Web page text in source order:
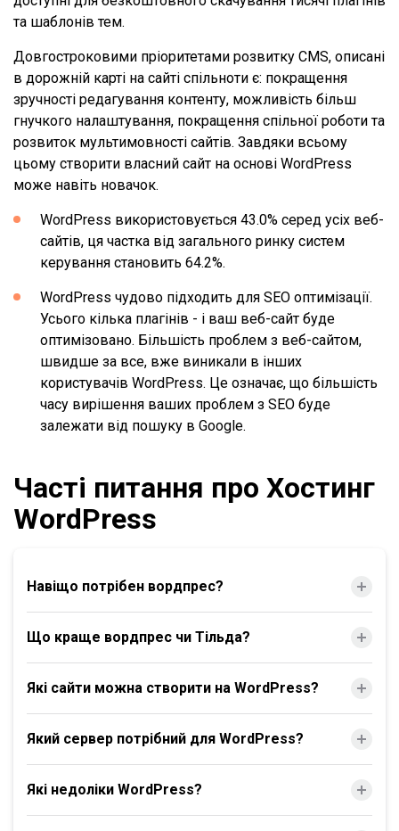
та шаблонів тем.
Довгостроковими пріоритетами розвитку CMS, описані
в дорожній карті на сайті спільноти є: покращення
зручності редагування контенту, можливість більш
гнучкого налаштування, покращення спільної роботи та
розвиток мультимовності сайтів. Завдяки всьому
цьому створити власний сайт на основі WordPress
може навіть новачок.
WordPress використовується 43.0% серед усіх веб-
сайтів, ця частка від загального ринку систем
керування становить 64.2%.
WordPress чудово підходить для SEO оптимізації.
Усього кілька плагінів - і ваш веб-сайт буде
оптимізовано. Більшість проблем з веб-сайтом,
швидше за все, вже виникали в інших
користувачів WordPress. Це означає, що більшість
часу вирішення ваших проблем з SEO буде
залежати від пошуку в Google.
Часті питання про Хостинг
WordPress
Навіщо потрібен вордпрес?
Що краще вордпрес чи Тільда?
Які сайти можна створити на WordPress?
Який сервер потрібний для WordPress?
Які недоліки WordPress?